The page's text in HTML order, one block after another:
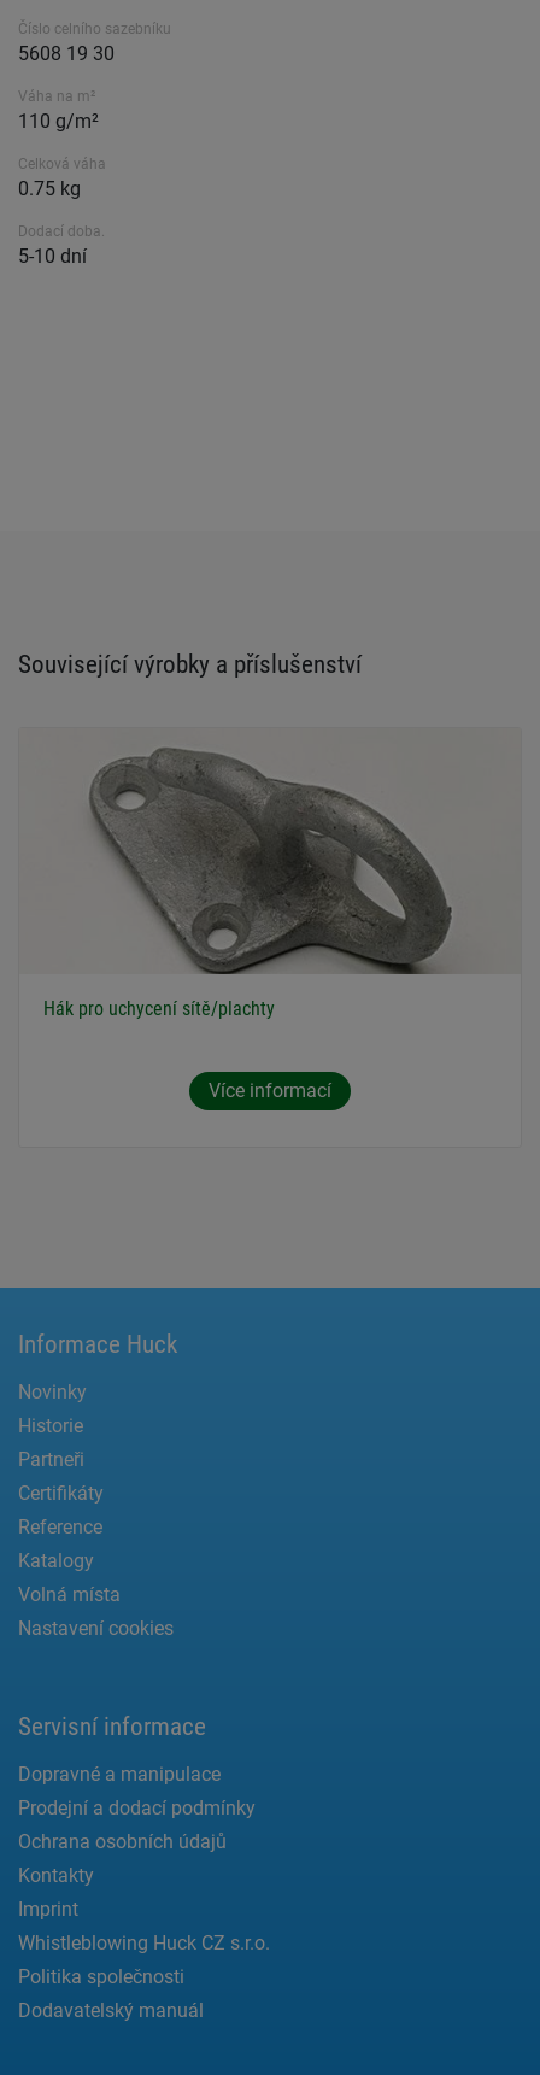
Číslo celního sazebníku
5608 19 30
Váha na m²
110 g/m²
Celková váha
0.75 kg
Dodací doba.
5-10 dní
Související výrobky a příslušenství
Hák pro uchycení sítě/plachty
Více informací
Informace Huck
Novinky
Historie
Partneři
Certifikáty
Reference
Katalogy
Volná místa
Nastavení cookies
Servisní informace
Dopravné a manipulace
Prodejní a dodací podmínky
Ochrana osobních údajů
Kontakty
Imprint
Whistleblowing Huck CZ s.r.o.
Politika společnosti
Dodavatelský manuál